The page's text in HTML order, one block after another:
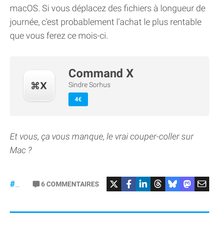
macOS. Si vous déplacez des fichiers à longueur de
journée, c'est probablement l'achat le plus rentable
que vous ferez ce mois-ci.
Command X
Sindre Sorhus
4€
Et vous, ça vous manque, le vrai couper-coller sur
Mac ?
6COMMENTAIRES